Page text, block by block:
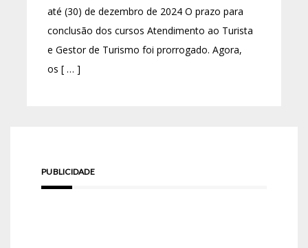
até (30) de dezembro de 2024 O prazo para
conclusão dos cursos Atendimento ao Turista
e Gestor de Turismo foi prorrogado. Agora,
os [ … ]
PUBLICIDADE